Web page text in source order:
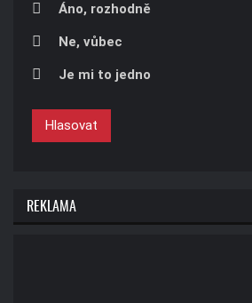
Áno, rozhodně
Ne, vůbec
Je mi to jedno
Hlasovat
REKLAMA